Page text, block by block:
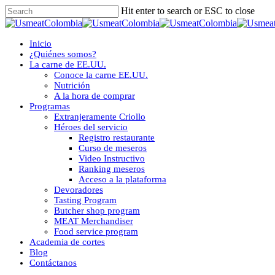
Skip
to
content
Hit enter to search or ESC to close
Close
Menu
Inicio
¿Quiénes somos?
La carne de EE.UU.
Conoce la carne EE.UU.
Nutrición
A la hora de comprar
Programas
Extranjeramente Criollo
Héroes del servicio
Registro restaurante
Curso de meseros
Video Instructivo
Ranking meseros
Acceso a la plataforma
Devoradores
Tasting Program
Butcher shop program
MEAT Merchandiser
Food service program
Academia de cortes
Blog
Contáctanos